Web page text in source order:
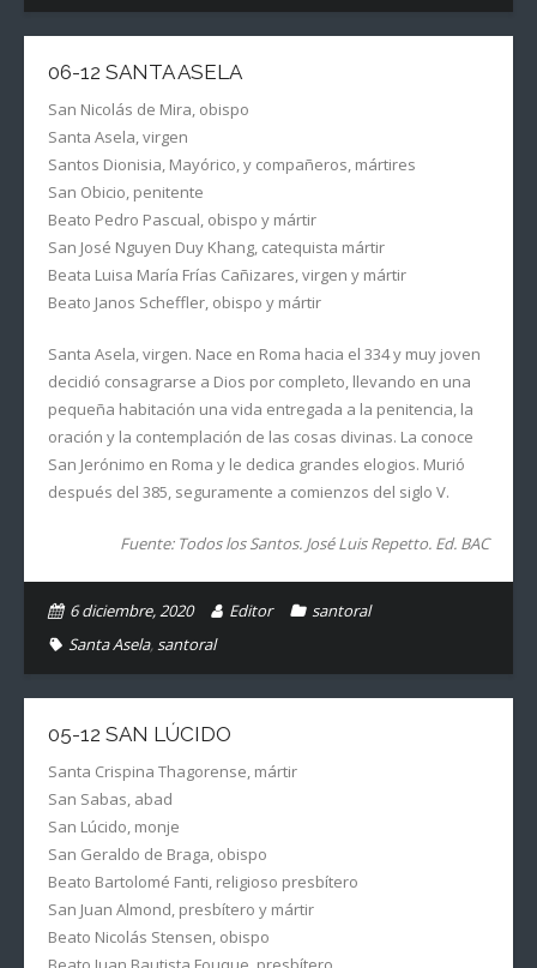
06-12 SANTA ASELA
San Nicolás de Mira, obispo
Santa Asela, virgen
Santos Dionisia, Mayórico, y compañeros, mártires
San Obicio, penitente
Beato Pedro Pascual, obispo y mártir
San José Nguyen Duy Khang, catequista mártir
Beata Luisa María Frías Cañizares, virgen y mártir
Beato Janos Scheffler, obispo y mártir
Santa Asela, virgen. Nace en Roma hacia el 334 y muy joven
decidió consagrarse a Dios por completo, llevando en una
pequeña habitación una vida entregada a la penitencia, la
oración y la contemplación de las cosas divinas. La conoce
San Jerónimo en Roma y le dedica grandes elogios. Murió
después del 385, seguramente a comienzos del siglo V.
Fuente: Todos los Santos. José Luis Repetto. Ed. BAC
6 diciembre, 2020 Editor
santoral
Santa Asela,santoral
05-12 SAN LÚCIDO
Santa Crispina Thagorense, mártir
San Sabas, abad
San Lúcido, monje
San Geraldo de Braga, obispo
Beato Bartolomé Fanti, religioso presbítero
San Juan Almond, presbítero y mártir
Beato Nicolás Stensen, obispo